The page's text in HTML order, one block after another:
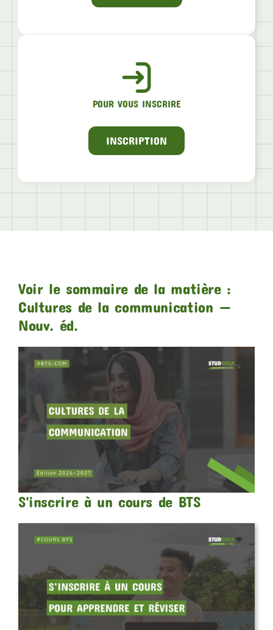
POUR VOUS INSCRIRE
INSCRIPTION
Voir le sommaire de la matière :
Cultures de la communication —
Nouv. éd.
S'inscrire à un cours de BTS